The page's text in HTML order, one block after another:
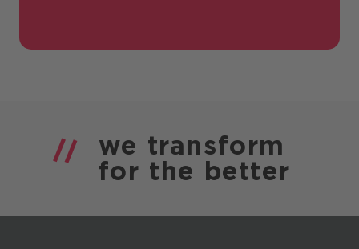
we transform
for the better